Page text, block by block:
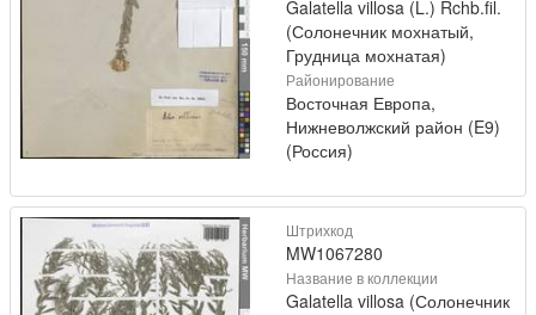
Galatella villosa (L.) Rchb.fil.
(Солонечник мохнатый,
Грудница мохнатая)
Районирование
Восточная Европа,
Нижневолжский район (E9)
(Россия)
Штрихкод
MW1067280
Название в коллекции
Galatella villosa (Солонечник